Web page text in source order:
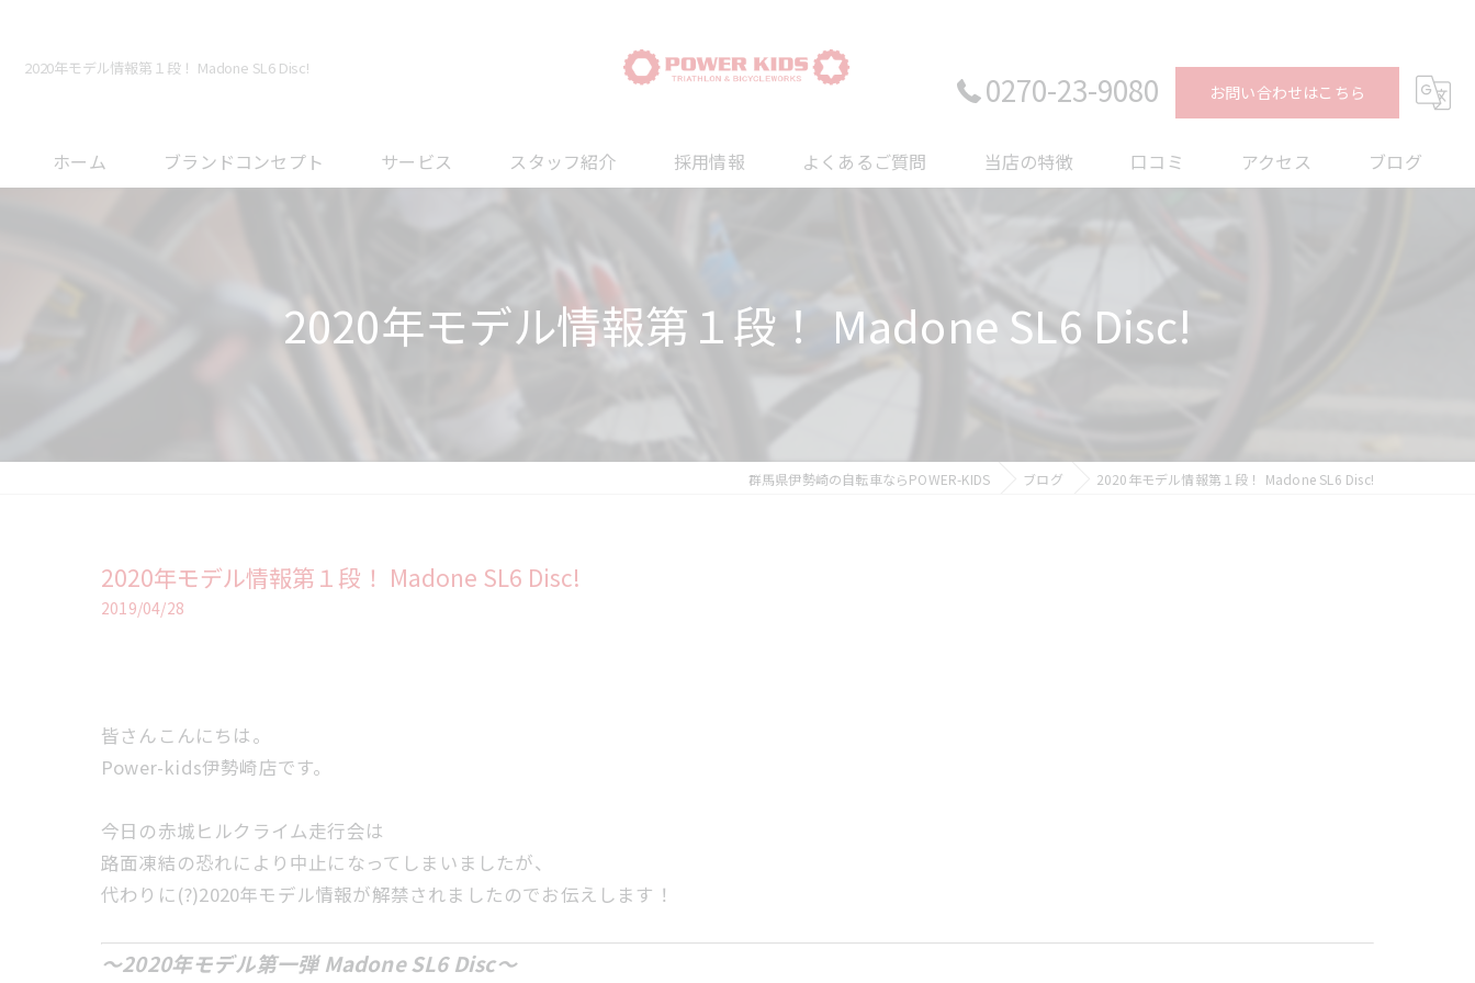
2020年モデル情報第１段！ Madone SL6 Disc!
0270-23-9080 お問い合わせはこちら
ホーム ブランドコンセプト サービス
フィッティングについて
スタッフ紹介 採用情報 よくあるご質問 当店の特徴
フィッティング
口コミ アクセス ブログ
2020年モデル情報第１段！ Madone SL6 Disc!
群馬県伊勢崎の自転車ならPOWER-KIDS ブログ 2020年モデル情報第１段！ Madone SL6 Disc!
2020年モデル情報第１段！ Madone SL6 Disc!
2019/04/28
皆さんこんにちは。
Power-kids伊勢崎店です。
今日の赤城ヒルクライム走行会は
路面凍結の恐れにより中止になってしまいましたが、
代わりに(?)2020年モデル情報が解禁されましたのでお伝えします！
～2020年モデル第一弾 Madone SL6 Disc～